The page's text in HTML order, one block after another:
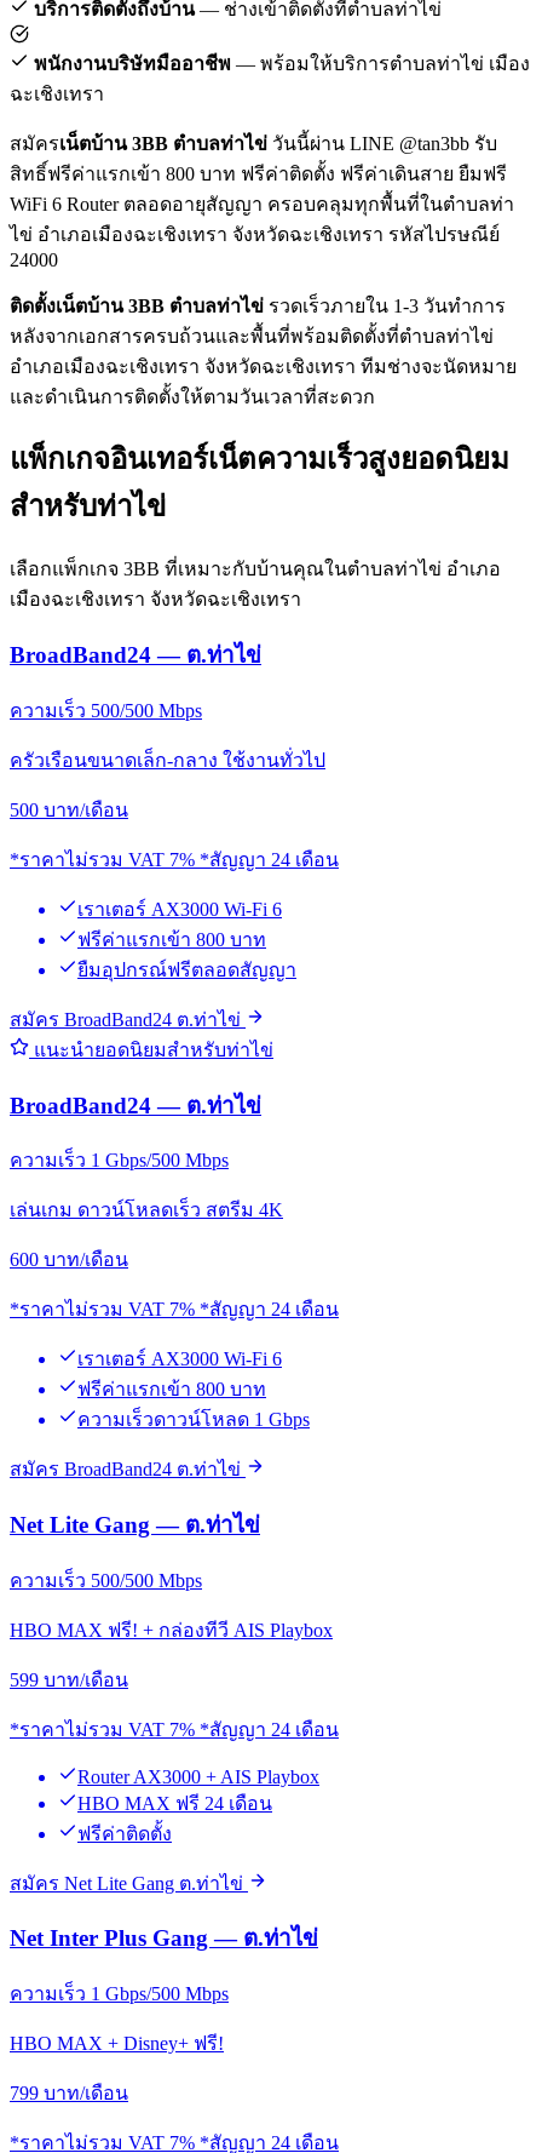
บริการติดตั้งถึงบ้าน— ช่างเข้าติดตั้งที่ตำบลท่าไข่
พนักงานบริษัทมืออาชีพ — พร้อมให้บริการตำบลท่าไข่ เมือง
ฉะเชิงเทรา
สมัครเน็ตบ้าน 3BB ตำบลท่าไข่ วันนี้ผ่าน LINE @tan3bb รับ
สิทธิ์ฟรีค่าแรกเข้า 800 บาท ฟรีค่าติดตั้ง ฟรีค่าเดินสาย ยืมฟรี
WiFi 6 Router ตลอดอายุสัญญา ครอบคลุมทุกพื้นที่ในตำบลท่า
ไข่ อำเภอเมืองฉะเชิงเทรา จังหวัดฉะเชิงเทรา รหัสไปรษณีย์
24000
ติดตั้งเน็ตบ้าน 3BB ตำบลท่าไข่ รวดเร็วภายใน 1-3 วันทำการ
หลังจากเอกสารครบถ้วนและพื้นที่พร้อมติดตั้งที่ตำบลท่าไข่
อำเภอเมืองฉะเชิงเทรา จังหวัดฉะเชิงเทรา ทีมช่างจะนัดหมาย
และดำเนินการติดตั้งให้ตามวันเวลาที่สะดวก
แพ็กเกจอินเทอร์เน็ตความเร็วสูงยอดนิยม
สำหรับท่าไข่
เลือกแพ็กเกจ 3BB ที่เหมาะกับบ้านคุณในตำบลท่าไข่ อำเภอ
เมืองฉะเชิงเทรา จังหวัดฉะเชิงเทรา
BroadBand24 — ต.ท่าไข่
ความเร็ว 500/500 Mbps
ครัวเรือนขนาดเล็ก-กลาง ใช้งานทั่วไป
500 บาท/เดือน
*ราคาไม่รวม VAT 7% *สัญญา 24 เดือน
เราเตอร์ AX3000 Wi-Fi 6
ฟรีค่าแรกเข้า 800 บาท
ยืมอุปกรณ์ฟรีตลอดสัญญา
สมัคร BroadBand24 ต.ท่าไข่
แนะนำยอดนิยมสำหรับท่าไข่
BroadBand24 — ต.ท่าไข่
ความเร็ว 1 Gbps/500 Mbps
เล่นเกม ดาวน์โหลดเร็ว สตรีม 4K
600 บาท/เดือน
*ราคาไม่รวม VAT 7% *สัญญา 24 เดือน
เราเตอร์ AX3000 Wi-Fi 6
ฟรีค่าแรกเข้า 800 บาท
ความเร็วดาวน์โหลด 1 Gbps
สมัคร BroadBand24 ต.ท่าไข่
Net Lite Gang — ต.ท่าไข่
ความเร็ว 500/500 Mbps
HBO MAX ฟรี! + กล่องทีวี AIS Playbox
599 บาท/เดือน
*ราคาไม่รวม VAT 7% *สัญญา 24 เดือน
Router AX3000 + AIS Playbox
HBO MAX ฟรี 24 เดือน
ฟรีค่าติดตั้ง
สมัคร Net Lite Gang ต.ท่าไข่
Net Inter Plus Gang — ต.ท่าไข่
ความเร็ว 1 Gbps/500 Mbps
HBO MAX + Disney+ ฟรี!
799 บาท/เดือน
*ราคาไม่รวม VAT 7% *สัญญา 24 เดือน